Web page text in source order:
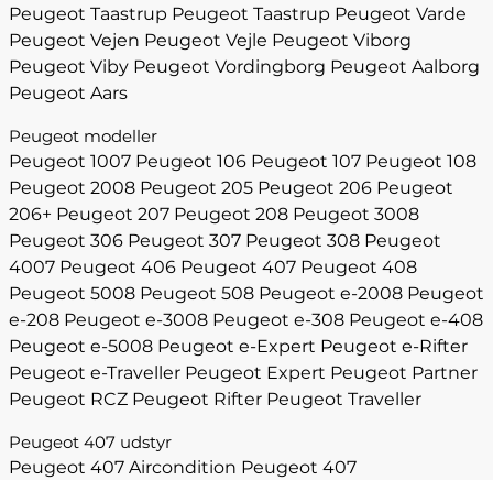
Peugeot Taastrup Peugeot Taastrup Peugeot Varde
Peugeot Vejen Peugeot Vejle Peugeot Viborg
Peugeot Viby Peugeot Vordingborg Peugeot Aalborg
Peugeot Aars
Peugeot modeller
Peugeot 1007 Peugeot 106 Peugeot 107 Peugeot 108
Peugeot 2008 Peugeot 205 Peugeot 206 Peugeot
206+ Peugeot 207 Peugeot 208 Peugeot 3008
Peugeot 306 Peugeot 307 Peugeot 308 Peugeot
4007 Peugeot 406 Peugeot 407 Peugeot 408
Peugeot 5008 Peugeot 508 Peugeot e-2008 Peugeot
e-208 Peugeot e-3008 Peugeot e-308 Peugeot e-408
Peugeot e-5008 Peugeot e-Expert Peugeot e-Rifter
Peugeot e-Traveller Peugeot Expert Peugeot Partner
Peugeot RCZ Peugeot Rifter Peugeot Traveller
Peugeot 407 udstyr
Peugeot 407 Aircondition Peugeot 407